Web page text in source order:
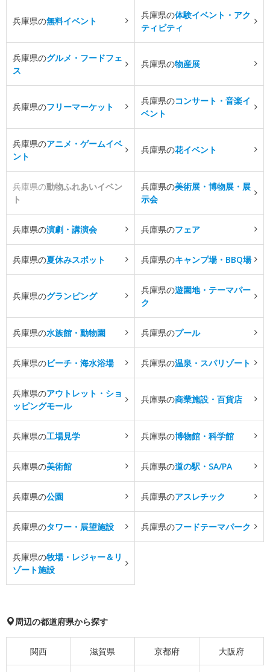
兵庫県の無料イベント
兵庫県の体験イベント・アク
ティビティ
兵庫県のグルメ・フードフェ
ス
兵庫県の物産展
兵庫県のフリーマーケット
兵庫県のコンサート・音楽イ
ベント
兵庫県のアニメ・ゲームイベ
ント
兵庫県の花イベント
兵庫県の動物ふれあいイベン
ト
兵庫県の美術展・博物展・展
示会
兵庫県の演劇・講演会 兵庫県のフェア
兵庫県の夏休みスポット 兵庫県のキャンプ場・BBQ場
兵庫県のグランピング
兵庫県の遊園地・テーマパー
ク
兵庫県の水族館・動物園 兵庫県のプール
兵庫県のビーチ・海水浴場 兵庫県の温泉・スパリゾート
兵庫県のアウトレット・ショ
ッピングモール
兵庫県の商業施設・百貨店
兵庫県の工場見学 兵庫県の博物館・科学館
兵庫県の美術館 兵庫県の道の駅・SA/PA
兵庫県の公園 兵庫県のアスレチック
兵庫県のタワー・展望施設 兵庫県のフードテーマパーク
兵庫県の牧場・レジャー＆リ
ゾート施設
周辺の都道府県から探す
関西 滋賀県 京都府 大阪府